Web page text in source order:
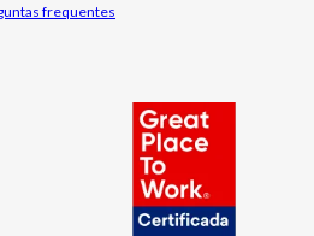
frequentes